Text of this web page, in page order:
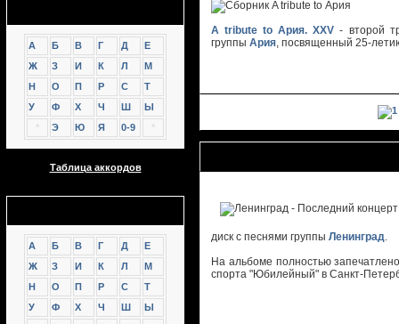
А Б В Г Д
Е
Ж
З И К Л
М
Н
О П Р С
Т
У
Ф Х Ч Ш
Ы
Э Ю Я 0-9
Таблица аккордов
А Б В Г Д
Е
Ж
З И К Л
М
Н
О П Р С
Т
У
Ф Х Ч Ш
Ы
A tribute to Ария. XXV - второй
группы Ария, посвященный 25-
диск с песнями группы Ленинград.
На альбоме полностью
спорта "Юбилейный" в Санкт-